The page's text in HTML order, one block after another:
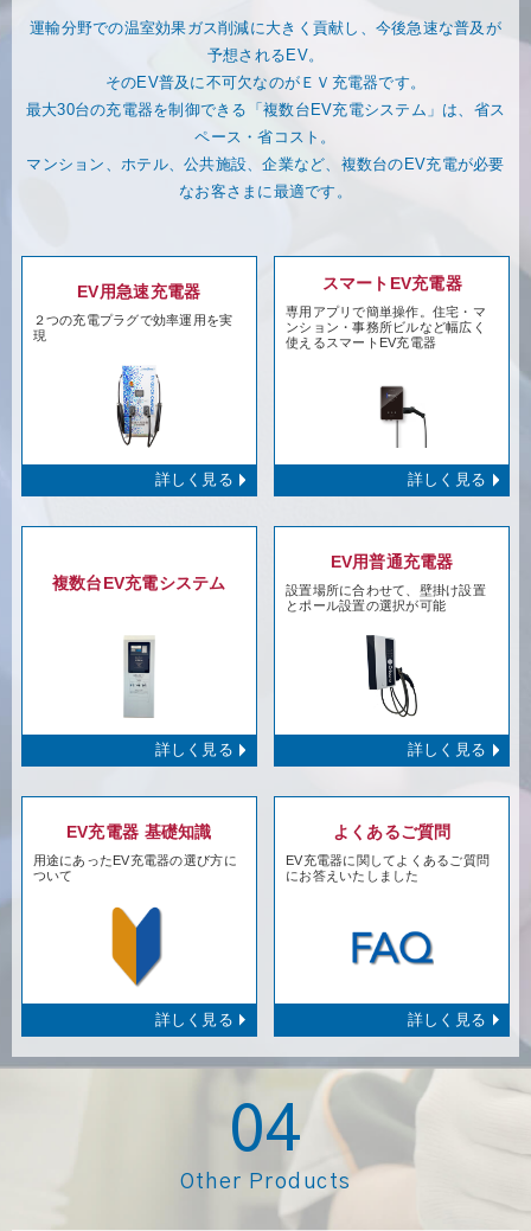
運輸分野での温室効果ガス削減に大きく貢献し、今後急速な普及が
予想されるEV。
そのEV普及に不可欠なのがＥＶ充電器です。
最大30台の充電器を制御できる「複数台EV充電システム」は、省ス
ペース・省コスト。
マンション、ホテル、公共施設、企業など、複数台のEV充電が必要
なお客さまに最適です。
EV用急速充電器
２つの充電プラグで効率運用を実
現
詳しく見る
スマートEV充電器
専用アプリで簡単操作。住宅・マ
ンション・事務所ビルなど幅広く
使えるスマートEV充電器
詳しく見る
複数台EV充電システム
詳しく見る
EV用普通充電器
設置場所に合わせて、壁掛け設置
とポール設置の選択が可能
詳しく見る
EV充電器 基礎知識
用途にあったEV充電器の選び方に
ついて
詳しく見る
よくあるご質問
EV充電器に関してよくあるご質問
にお答えいたしました
詳しく見る
04
Other Products